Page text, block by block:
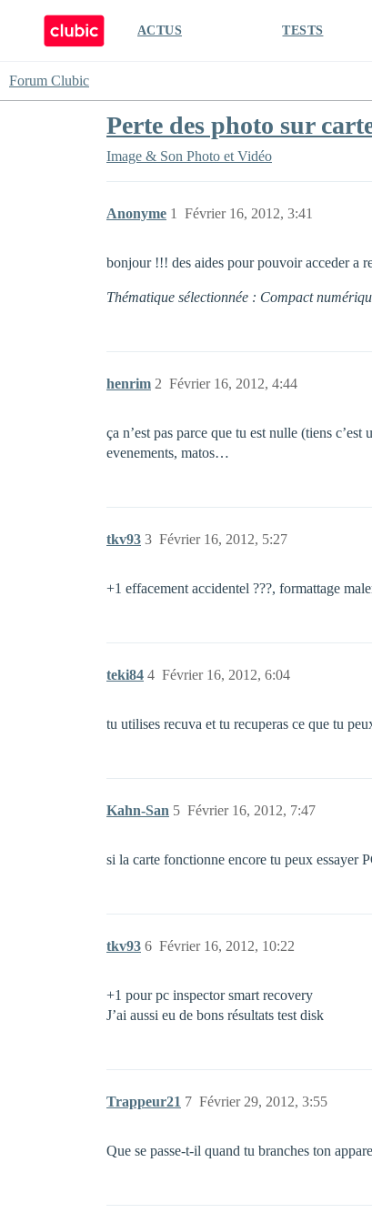
ACTUS TESTS
Forum Clubic
Perte des photo sur
Image & Son Photo et Vidéo
Anonyme Février 16, 2012, 3:41
1
bonjour !!! des aides pour pouvoir acceder a
Thématique sélectionnée : Compact
henrim Février 16, 2012, 4:44
2
ça n’est pas parce que tu est nulle (tiens
evenements, matos…
tkv93 Février 16, 2012, 5:27
3
+1 effacement accidentel ???, formattage
teki84 Février 16, 2012, 6:04
4
tu utilises recuva et tu recuperas ce que tu
Kahn-San Février 16, 2012, 7:47
5
si la carte fonctionne encore tu peux essayer
tkv93 Février 16, 2012, 10:22
6
+1 pour pc inspector smart recovery
J’ai aussi eu de bons résultats test disk
Trappeur21 Février 29, 2012, 3:55
7
Que se passe-t-il quand tu branches ton